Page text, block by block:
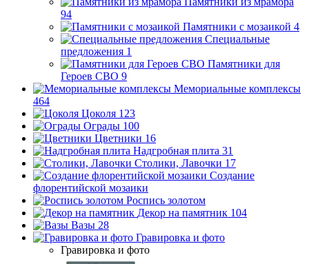
94
Памятники с мозаикой 4
Специальные
предложения 1
Памятники для
Героев СВО 9
Мемориальные комплексы
464
Цоколя 123
Ограды 100
Цветники 16
Надгробная плита 31
Столики, Лавочки 17
Создание
флорентийской мозаики
Роспись золотом
Декор на памятник 104
Вазы 28
Гравировка и фото
Гравировка и фото